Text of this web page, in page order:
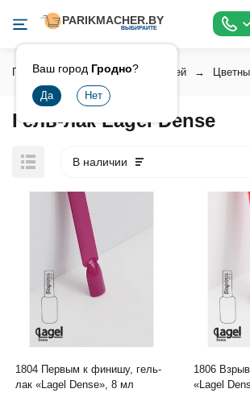
Ваш город Гродно?
Главная Косметика для ногтей
Гель-лак Lagel Dense
В наличии
1804 Первым к финишу, гель-
лак «Lagel Dense», 8 мл
1806
«Lagel